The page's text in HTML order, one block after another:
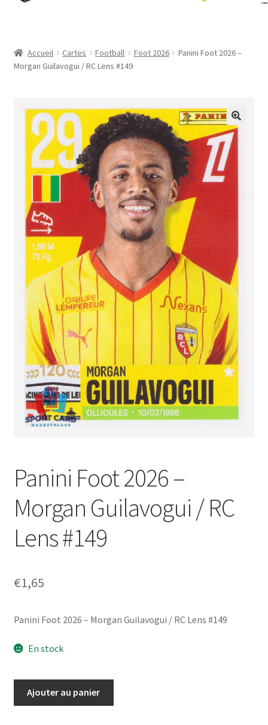
Mon compte
Panier
Validation de la commande
Accueil Cartes Football Foot 2026
Panini Foot 2026 –
Morgan Guilavogui / RC Lens #149
Panini Foot 2026 –
Morgan Guilavogui / RC
Lens #149
€1,65
Panini Foot 2026 – Morgan Guilavogui / RC Lens #149
En stock
Ajouter au panier